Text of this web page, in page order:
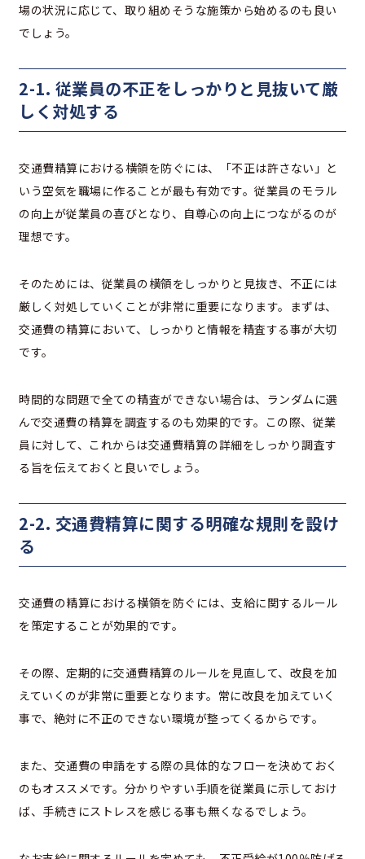
場の状況に応じて、取り組めそうな施策から始めるのも良い
でしょう。
2-1. 従業員の不正をしっかりと見抜いて厳
しく対処する
交通費精算における横領を防ぐには、「不正は許さない」と
いう空気を職場に作ることが最も有効です。従業員のモラル
の向上が従業員の喜びとなり、自尊心の向上につながるのが
理想です。
そのためには、従業員の横領をしっかりと見抜き、不正には
厳しく対処していくことが非常に重要になります。まずは、
交通費の精算において、しっかりと情報を精査する事が大切
です。
時間的な問題で全ての精査ができない場合は、ランダムに選
んで交通費の精算を調査するのも効果的です。この際、従業
員に対して、これからは交通費精算の詳細をしっかり調査す
る旨を伝えておくと良いでしょう。
2-2. 交通費精算に関する明確な規則を設け
る
交通費の精算における横領を防ぐには、支給に関するルール
を策定することが効果的です。
その際、定期的に交通費精算のルールを見直して、改良を加
えていくのが非常に重要となります。常に改良を加えていく
事で、絶対に不正のできない環境が整ってくるからです。
また、交通費の申請をする際の具体的なフローを決めておく
のもオススメです。分かりやすい手順を従業員に示しておけ
ば、手続きにストレスを感じる事も無くなるでしょう。